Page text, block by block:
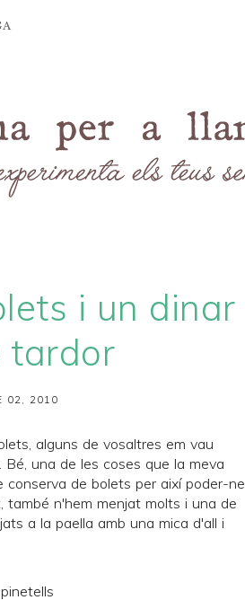
i un dinar
tardor
02, 2010
, alguns de vosaltres em vau
una de les coses que la meva
de bolets per així poder-ne
també n'hem menjat molts i una de
a la paella amb una mica d'all i